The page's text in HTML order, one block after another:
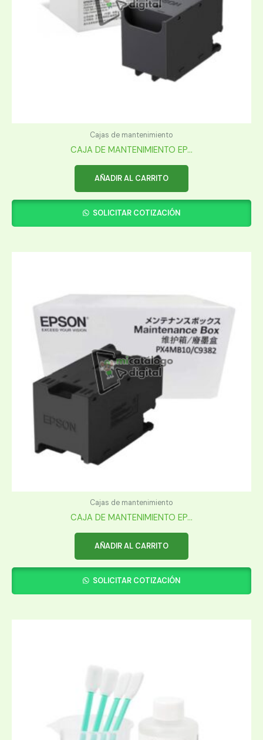
Cajas de mantenimiento
CAJA DE MANTENIMIENTO EP...
AÑADIR AL CARRITO
SOLICITAR COTIZACIÓN
Cajas de mantenimiento
CAJA DE MANTENIMIENTO EP...
AÑADIR AL CARRITO
SOLICITAR COTIZACIÓN